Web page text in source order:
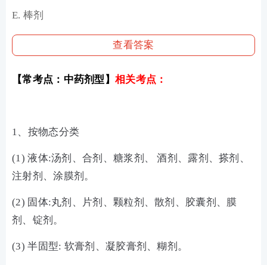
E. 棒剂
查看答案
【常考点：中药剂型】相关考点：
1、按物态分类
(1) 液体:汤剂、合剂、糖浆剂、 酒剂、露剂、搽剂、
注射剂、涂膜剂。
(2) 固体:丸剂、片剂、颗粒剂、散剂、胶囊剂、膜
剂、锭剂。
(3) 半固型: 软膏剂、凝胶膏剂、糊剂。